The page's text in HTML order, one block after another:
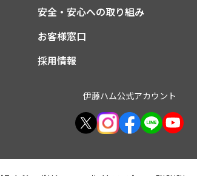
安全・安心への取り組み
お客様窓口
採用情報
伊藤ハム公式アカウント